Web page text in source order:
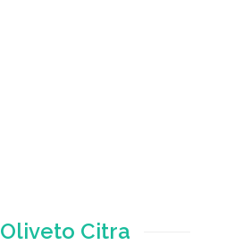
Oliveto Citra